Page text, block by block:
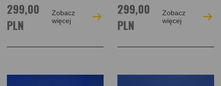
299,00
PLN
Zobacz
więcej
299,00
PLN
Zobacz
więcej